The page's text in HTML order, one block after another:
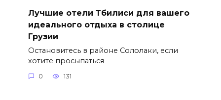
Лучшие отели Тбилиси для вашего
идеального отдыха в столице
Грузии
Остановитесь в районе Сололаки, если
хотите просыпаться
0 131